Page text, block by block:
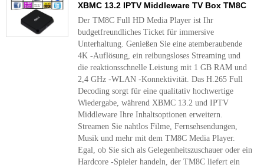
XBMC 13.2 IPTV Middleware TV Box TM8C
Der TM8C Full HD Media Player ist Ihr
budgetfreundliches Ticket für immersive
Unterhaltung. Genießen Sie eine atemberaubende
4K -Auflösung, ein reibungsloses Streaming und
die reaktionsschnelle Leistung mit 1 GB RAM und
2,4 GHz -WLAN -Konnektivität. Das H.265 Full
Decoding sorgt für eine qualitativ hochwertige
Wiedergabe, während XBMC 13.2 und IPTV
Middleware Ihre Inhaltsoptionen erweitern.
Streamen Sie nahtlos Filme, Fernsehsendungen,
Musik und mehr mit dem TM8C Media Player.
Egal, ob Sie sich als Gelegenheitszuschauer oder ein
Hardcore -Spieler handeln, der TM8C liefert ein